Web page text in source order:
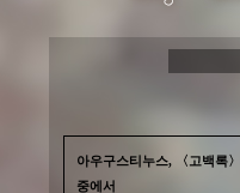
아우구스티누스, 〈고백록
중에서